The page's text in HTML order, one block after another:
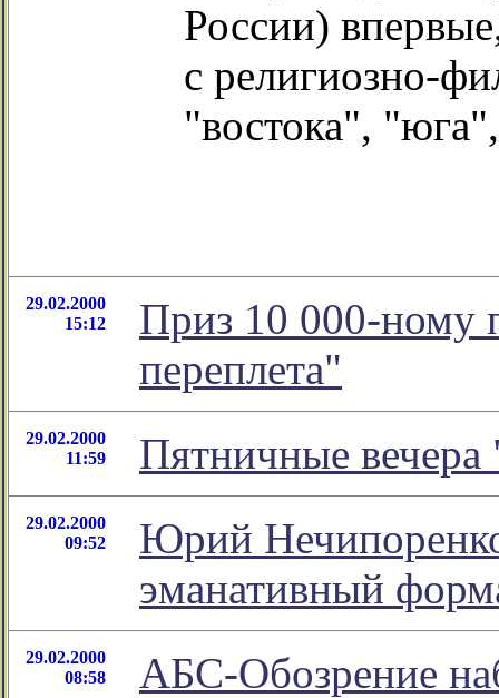
России)
с религиозно-
"востока",
29.02.2000
15:12
Приз 10 000-ному
переплета"
29.02.2000
11:59
Пятничные вечера
29.02.2000
09:52
Юрий
эманативный
29.02.2000
08:58
АБС-Обозрение